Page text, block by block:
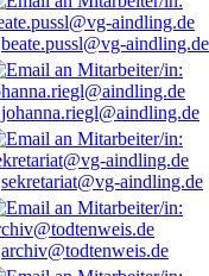
beate.pussl@vg-aindling.de
johanna.riegl@aindling.de
sekretariat@vg-aindling.de
archiv@todtenweis.de